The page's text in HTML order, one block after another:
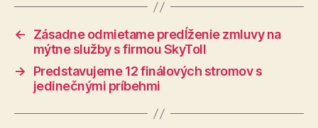
←
Zásadne odmietame predĺženie zmluvy na
mýtne služby s firmou SkyToll
→
Predstavujeme 12 finálových stromov s
jedinečnými príbehmi